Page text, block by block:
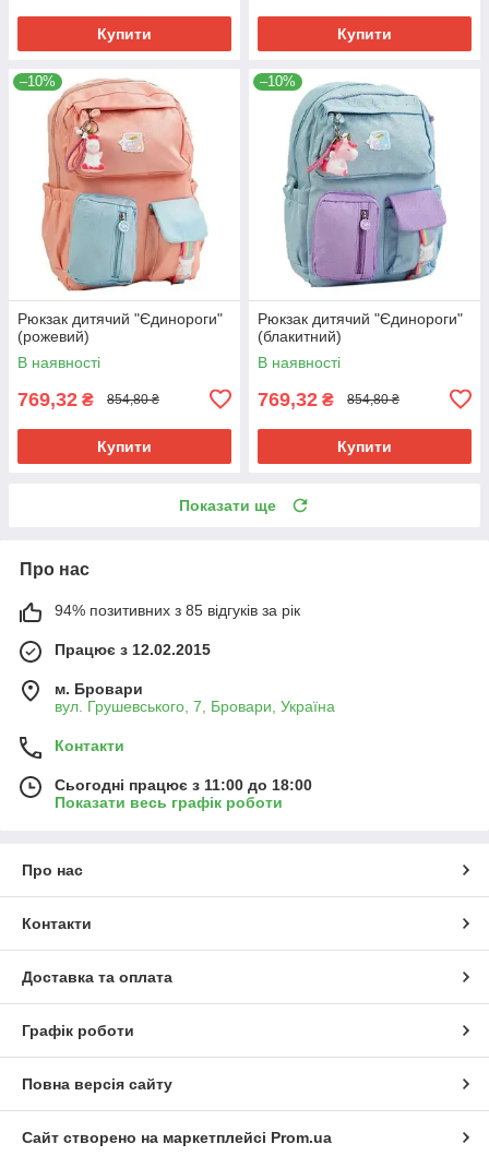
Купити Купити
–10%
Рюкзак дитячий "Єдинороги"
(рожевий)
В наявності
769,32 ₴ 854,80 ₴
Купити
–10%
Рюкзак дитячий "Єдинороги"
(блакитний)
В наявності
769,32 ₴ 854,80 ₴
Купити
Показати ще
Про нас
94% позитивних з 85 відгуків за рік
Працює з 12.02.2015
м. Бровари
вул. Грушевського, 7, Бровари, Україна
Контакти
Сьогодні працює з 11:00 до 18:00
Показати весь графік роботи
Про нас
Контакти
Доставка та оплата
Графік роботи
Повна версія сайту
Сайт створено на маркетплейсі Prom.ua